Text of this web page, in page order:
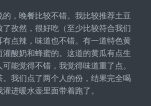
的，晚餐比较不错。我比较推荐土豆
了孜然，很好吃（至少比较符合我们
有点辣，味道也不错。有一道特色黄
灌酸奶和蜂蜜的。这道的黄瓜有点生
可能觉得不错，我觉得味道重了点。
。我们点了两个人的份，结果完全喝
进暖水壶里面带着跑了。